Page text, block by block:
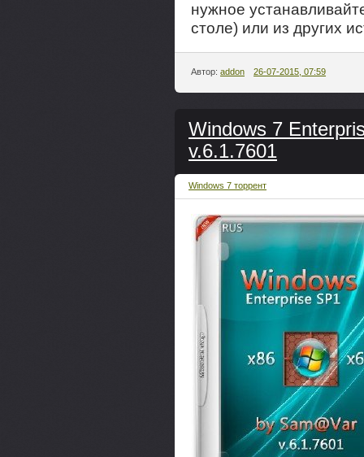
нужное
столе) или из других
Автор: addon 26-07-2015, 07:59
Windows 7
v.6.1.7601
Windows 7 торрент